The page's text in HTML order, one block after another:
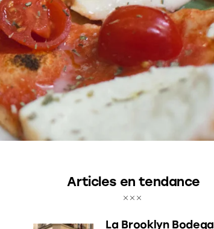
Articles en tendance
La Brooklyn Bodega